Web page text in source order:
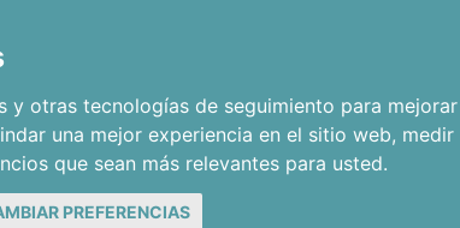
y otras tecnologías de seguimiento para
una mejor experiencia en el sitio web,
que sean más relevantes para usted.
PREFERENCIAS